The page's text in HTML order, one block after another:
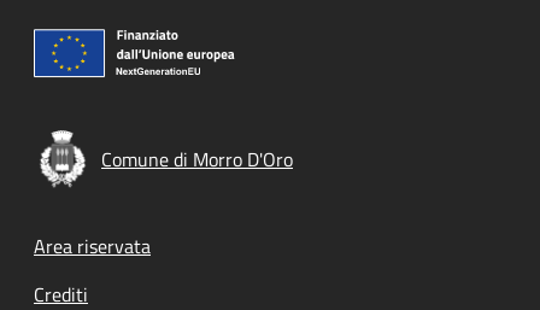
Comune di Morro D'Oro
Footer menu
Area riservata
Crediti